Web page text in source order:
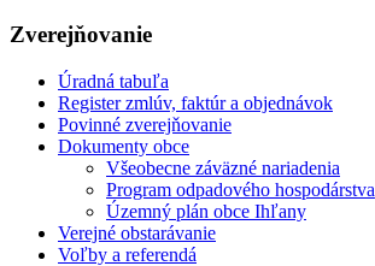
Zverejňovanie
Úradná tabuľa
Register zmlúv, faktúr a objednávok
Povinné zverejňovanie
Dokumenty obce
Všeobecne záväzné nariadenia
Program odpadového hospodárstva
Územný plán obce Ihľany
Verejné obstarávanie
Voľby a referendá